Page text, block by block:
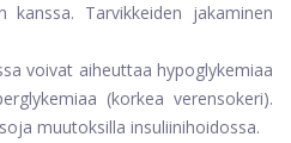
Tarvikkeiden jakaminen
voivat aiheuttaa hypoglykemiaa
(korkea verensokeri).
muutoksilla insuliinihoidossa.